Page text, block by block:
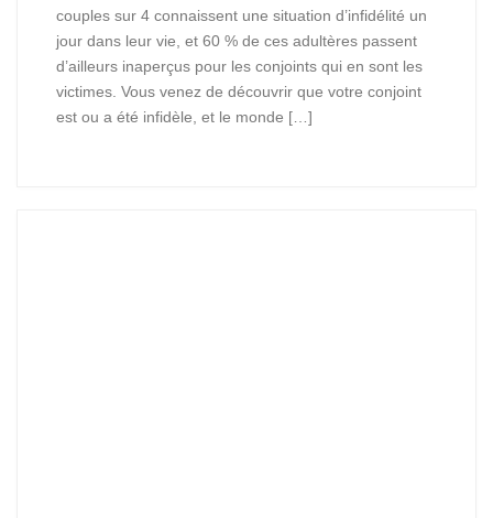
couples sur 4 connaissent une situation d’infidélité un
jour dans leur vie, et 60 % de ces adultères passent
d’ailleurs inaperçus pour les conjoints qui en sont les
victimes. Vous venez de découvrir que votre conjoint
est ou a été infidèle, et le monde […]